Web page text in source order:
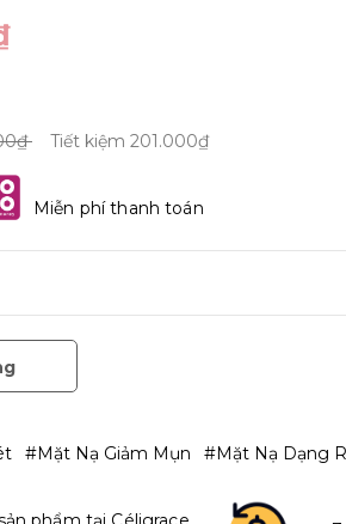
Tiết kiệm 201.000₫
Miễn phí thanh toán
#Mặt Nạ Giảm Mụn #mặt Nạ Dạng